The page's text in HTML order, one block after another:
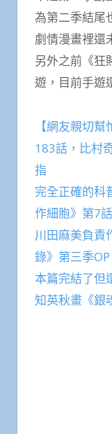
為第二季結尾
劇情漫畫裡還
另外之前《狂
遊，目前手遊
【網友親切
183話，比村
指
完全正確的科
作細胞》第7
川田麻美負責
錄》第三季
本篇完結了但
知英秋畫《銀